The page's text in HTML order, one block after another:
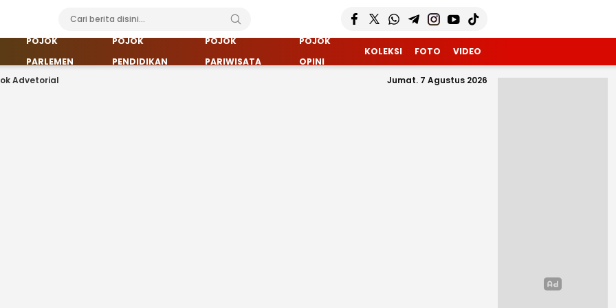
POJOK
PARLEMEN
POJOK
PENDIDIKAN
POJOK
PARIWISATA
POJOK
OPINI
KOLEKSI FOTO VIDEO
Advetorial Jumat. 7 Agustus 2026